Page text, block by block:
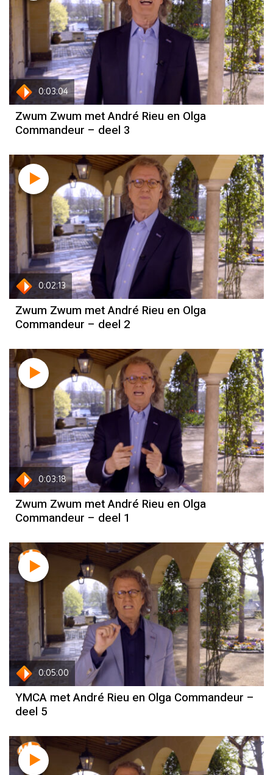
0:03:04
Zwum Zwum met André Rieu en Olga
Commandeur – deel 3
0:02:13
Zwum Zwum met André Rieu en Olga
Commandeur – deel 2
0:03:18
Zwum Zwum met André Rieu en Olga
Commandeur – deel 1
0:05:00
YMCA met André Rieu en Olga Commandeur –
deel 5